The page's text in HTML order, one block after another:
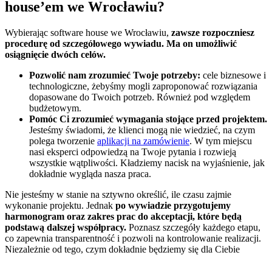
house’em we Wrocławiu?
Wybierając software house we Wrocławiu, zawsze rozpoczniesz
procedurę od szczegółowego wywiadu. Ma on umożliwić
osiągnięcie dwóch celów.
Pozwolić nam zrozumieć Twoje potrzeby: cele biznesowe i
technologiczne, żebyśmy mogli zaproponować rozwiązania
dopasowane do Twoich potrzeb. Również pod względem
budżetowym.
Pomóc Ci zrozumieć wymagania stojące przed projektem.
Jesteśmy świadomi, że klienci mogą nie wiedzieć, na czym
polega tworzenie aplikacji na zamówienie. W tym miejscu
nasi eksperci odpowiedzą na Twoje pytania i rozwieją
wszystkie wątpliwości. Kładziemy nacisk na wyjaśnienie, jak
dokładnie wygląda nasza praca.
Nie jesteśmy w stanie na sztywno określić, ile czasu zajmie
wykonanie projektu. Jednak po wywiadzie przygotujemy
harmonogram oraz zakres prac do akceptacji, które będą
podstawą dalszej współpracy. Poznasz szczegóły każdego etapu,
co zapewnia transparentność i pozwoli na kontrolowanie realizacji.
Niezależnie od tego, czym dokładnie będziemy się dla Ciebie